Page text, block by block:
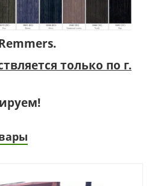
только по г.